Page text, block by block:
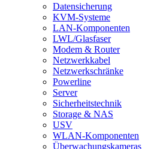
Datensicherung
KVM-Systeme
LAN-Komponenten
LWL/Glasfaser
Modem & Router
Netzwerkkabel
Netzwerkschränke
Powerline
Server
Sicherheitstechnik
Storage & NAS
USV
WLAN-Komponenten
Überwachungskameras